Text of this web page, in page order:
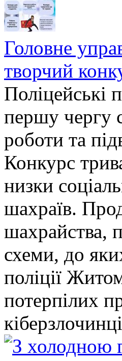
Головне
творчий
Поліцейські
першу чергу
роботи та
Конкурс
низки
шахраїв.
шахрайства,
схеми, до
поліції
потерпілих